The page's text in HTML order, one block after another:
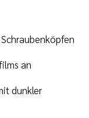
an
dunkler